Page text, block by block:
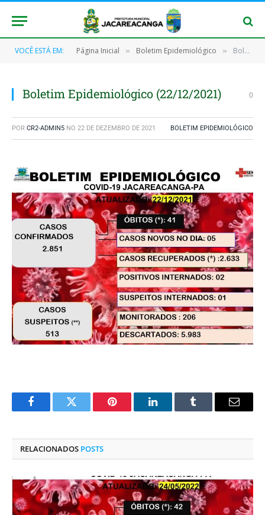
VOCÊ ESTÁ EM: Página Inicial » Boletim Epidemiológico » Boletim Epidemiológico (22/12/2021)
Boletim Epidemiológico (22/12/2021) 0
POR CR2-ADMIN5 NO 22 DE DEZEMBRO DE 2021 BOLETIM EPIDEMIOLÓGICO
FacebookTwitter Pinterest O
Tumblr
E-
RELACIONADOS POSTS